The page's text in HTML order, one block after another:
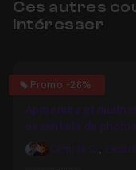
Ces autres
intéresser
Promo -28%
4.6666666666667
Apprendre et
essentiels de
Camille B. ,